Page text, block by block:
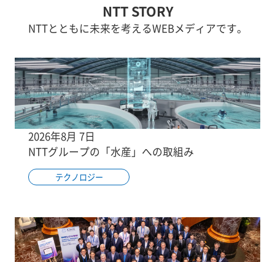
NTT STORY
NTTとともに未来を考えるWEBメディアです。
2026年8月 7日
NTTグループの「水産」への取組み
テクノロジー